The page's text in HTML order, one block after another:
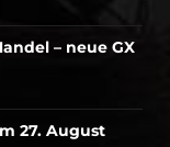
– neue GX
27. August